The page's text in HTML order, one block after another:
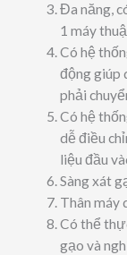
Đa năng,
1 máy
Có hệ
động giúp
phải
Có hệ
dễ điều
liệu đầu
Sàng xát
Thân máy
Có thể
gạo và